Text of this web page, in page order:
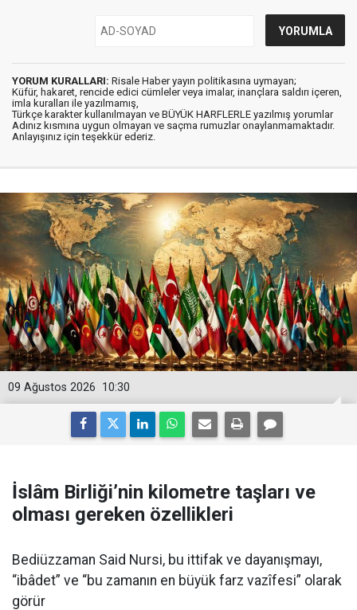
YORUM KURALLARI: Risale Haber yayın politikasına uymayan;
Küfür, hakaret, rencide edici cümleler veya imalar, inançlara saldırı içeren,
imla kuralları ile yazılmamış,
Türkçe karakter kullanılmayan ve BÜYÜK HARFLERLE yazılmış yorumlar
Adınız kısmına uygun olmayan ve saçma rumuzlar onaylanmamaktadır.
Anlayışınız için teşekkür ederiz.
10:30
09 Ağustos 2026
İslâm Birliği’nin kilometre taşları ve
olması gereken özellikleri
Bediüzzaman Said Nursi, bu ittifak ve dayanışmayı,
“ibâdet” ve “bu zamanın en büyük farz vazîfesi” olarak
görür